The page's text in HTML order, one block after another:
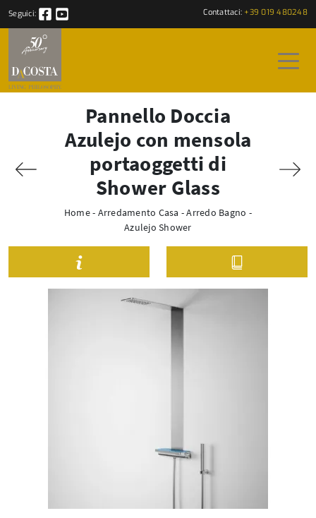
Seguici: Contattaci: +39 019 480248
Pannello Doccia
Azulejo con mensola
portaoggetti di
Shower Glass
Home- Arredamento Casa -Arredo Bagno -
Azulejo Shower